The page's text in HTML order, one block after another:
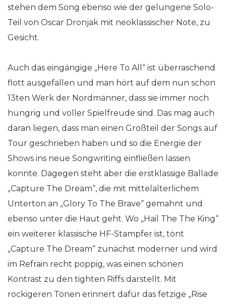
stehen dem Song ebenso wie der gelungene Solo-
Teil von Oscar Dronjak mit neoklassischer Note, zu
Gesicht.
Auch das eingängige „Here To All“ ist überraschend
flott ausgefallen und man hört auf dem nun schon
13ten Werk der Nordmänner, dass sie immer noch
hungrig und voller Spielfreude sind. Das mag auch
daran liegen, dass man einen Großteil der Songs auf
Tour geschrieben haben und so die Energie der
Shows ins neue Songwriting einfließen lassen
konnte. Dagegen steht aber die erstklassige Ballade
„Capture The Dream“, die mit mittelalterlichem
Unterton an „Glory To The Brave“ gemahnt und
ebenso unter die Haut geht. Wo „Hail The The King“
ein weiterer klassische HF-Stampfer ist, tönt
„Capture The Dream“ zunächst moderner und wird
im Refrain recht poppig, was einen schönen
Kontrast zu den tighten Riffs darstellt. Mit
rockigeren Tönen erinnert dafür das fetzige „Rise